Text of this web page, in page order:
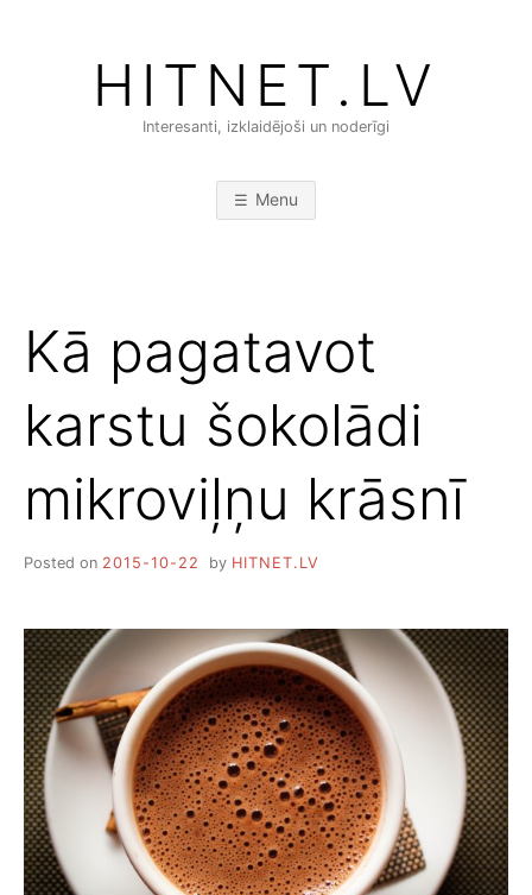
HITNET.LV
Interesanti, izklaidējoši un noderīgi
Menu
Kā pagatavot
karstu šokolādi
mikroviļņu krāsnī
Posted on 2015-10-22 by HITNET.LV